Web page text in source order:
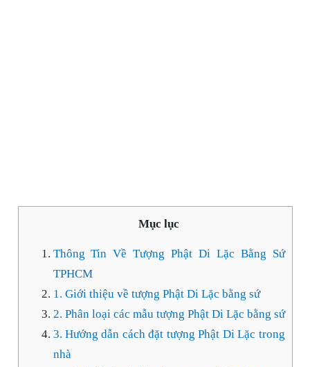
Mục lục
Thông Tin Về Tượng Phật Di Lặc Bằng Sứ
TPHCM
1. Giới thiệu về tượng Phật Di Lặc bằng sứ
2. Phân loại các mẫu tượng Phật Di Lặc bằng sứ
3. Hướng dẫn cách đặt tượng Phật Di Lặc trong
nhà